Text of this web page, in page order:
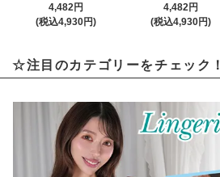
4,482円
(税込4,930円)
4,482円
(税込4,930円)
☆注目のカテゴリーをチェック！